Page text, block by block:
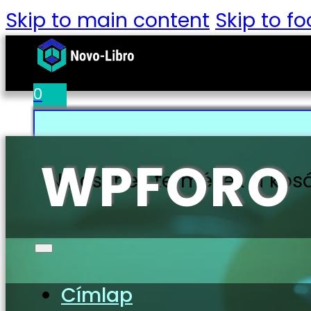
Skip to main content Skip to
0
Nincsenek termékek a
Címlap
WPFORO